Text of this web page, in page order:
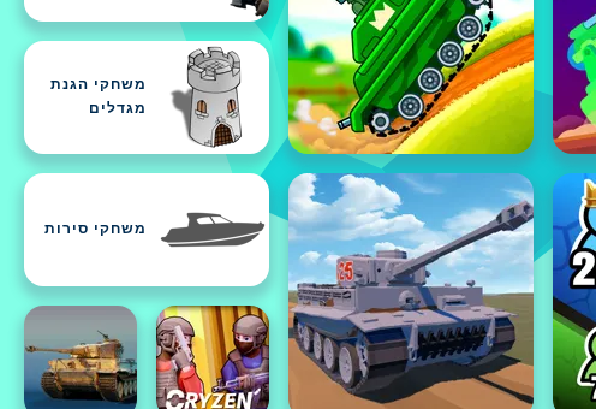
משחקי הגנת
מגדלים
משחקי סירות